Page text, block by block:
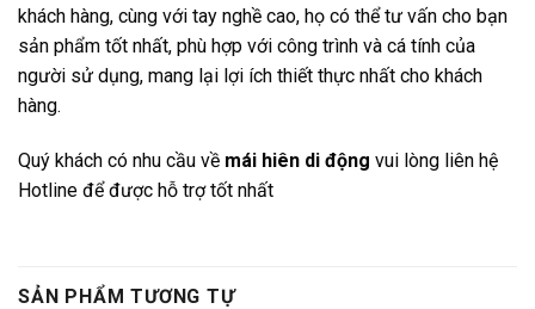
khách hàng, cùng với tay nghề cao, họ có thể tư vấn cho bạn
sản phẩm tốt nhất, phù hợp với công trình và cá tính của
người sử dụng, mang lại lợi ích thiết thực nhất cho khách
hàng.
Quý khách có nhu cầu về mái hiên di động vui lòng liên hệ
Hotline để được hỗ trợ tốt nhất
SẢN PHẨM TƯƠNG TỰ